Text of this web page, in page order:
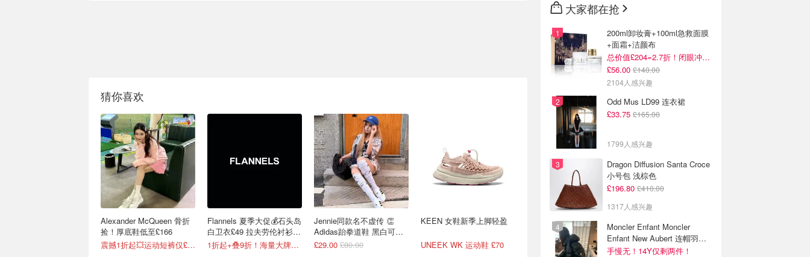
猜你喜欢
Alexander McQueen 骨折
捡！厚底鞋低至£166
震撼1折起💥运动短裤仅£21
Flannels 夏季大促💰石头岛
白卫衣£49 拉夫劳伦衬衫
£34
1折起+叠9折！海量大牌打骨折！
Jennie同款名不虚传 👏
Adidas跆拳道鞋 黑白可
选！
£29.00 £80.00
KEEN 女鞋新季上脚轻盈
UNEEK WK 运动鞋 £70
大家都在抢
200ml卸妆膏+100ml急救面膜
+面霜+洁颜布
总价值£204=2.7折！闭眼冲这套！
£56.00 £140.00
2104人感兴趣
Odd Mus LD99 连衣裙
£33.75 £165.00
1799人感兴趣
Dragon Diffusion Santa Croce
小号包 浅棕色
£196.80 £410.00
1317人感兴趣
Moncler Enfant Moncler
Enfant New Aubert 连帽羽绒
服
手慢无！14Y仅剩两件！